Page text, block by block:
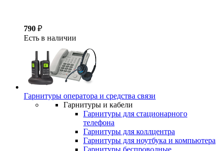
790 ₽
Есть в наличии
Гарнитуры оператора и средства связи
Гарнитуры и кабели
Гарнитуры для стационарного
телефона
Гарнитуры для коллцентра
Гарнитуры для ноутбука и компьютера